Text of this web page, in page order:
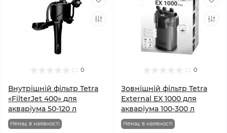
0
Внутрішній фільтр Tetra
«FilterJet 400» для
акваріума 50-120 л
Немає в наявності
0
Зовнішній фільтр Tetra
External EX 1000 для
акваріума 100-300 л
Немає в наявності